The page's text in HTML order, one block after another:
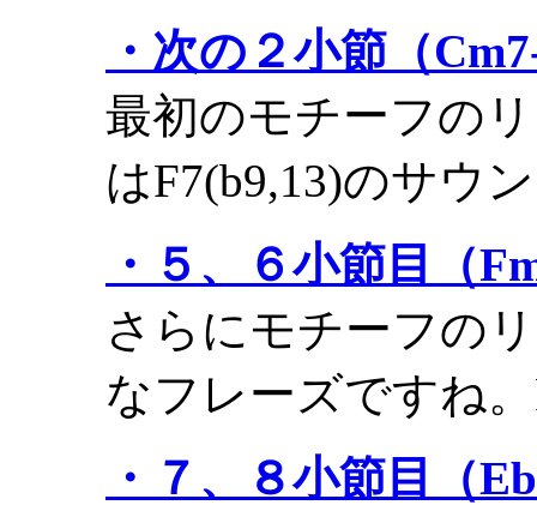
・次の２小節（
最初のモチーフの
はF7(b9,13)のサウ
・５、６小節目（
さらにモチーフの
なフレーズですね
・７、８小節目（